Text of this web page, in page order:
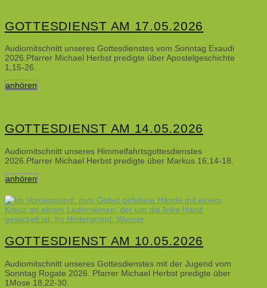
GOTTESDIENST AM 17.05.2026
Audiomitschnitt unseres Gottesdienstes vom Sonntag Exaudi
2026.Pfarrer Michael Herbst predigte über Apostelgeschichte
1,15-26.
anhören
GOTTESDIENST AM 14.05.2026
Audiomitschnitt unseres Himmelfahrtsgottesdienstes
2026.Pfarrer Michael Herbst predigte über Markus 16,14-18.
anhören
GOTTESDIENST AM 10.05.2026
Audiomitschnitt unseres Gottesdienstes mit der Jugend vom
Sonntag Rogate 2026. Pfarrer Michael Herbst predigte über
1Mose 18,22-30.